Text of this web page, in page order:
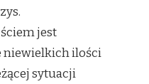
jest
niewielkich ilości
sytuacji